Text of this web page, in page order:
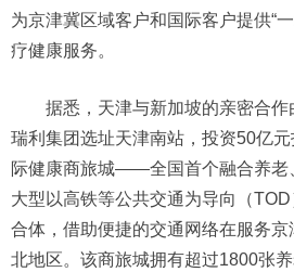
为京津冀区域客户和国际客户提供“
疗健康服务。
据悉，天津与新加坡的亲密合
瑞利集团选址天津南站，投资50亿
际健康商旅城——全国首个融合养老
大型以高铁等公共交通为导向（
合体，借助便捷的交通网络在服务
北地区。该商旅城拥有超过1800张